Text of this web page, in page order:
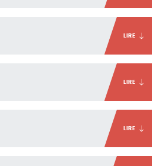
LIRE
LIRE
LIRE